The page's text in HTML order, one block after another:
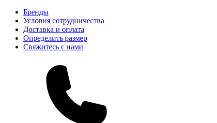
Бренды
Условия сотрудничества
Доставка и оплата
Определить размер
Свяжитесь с нами